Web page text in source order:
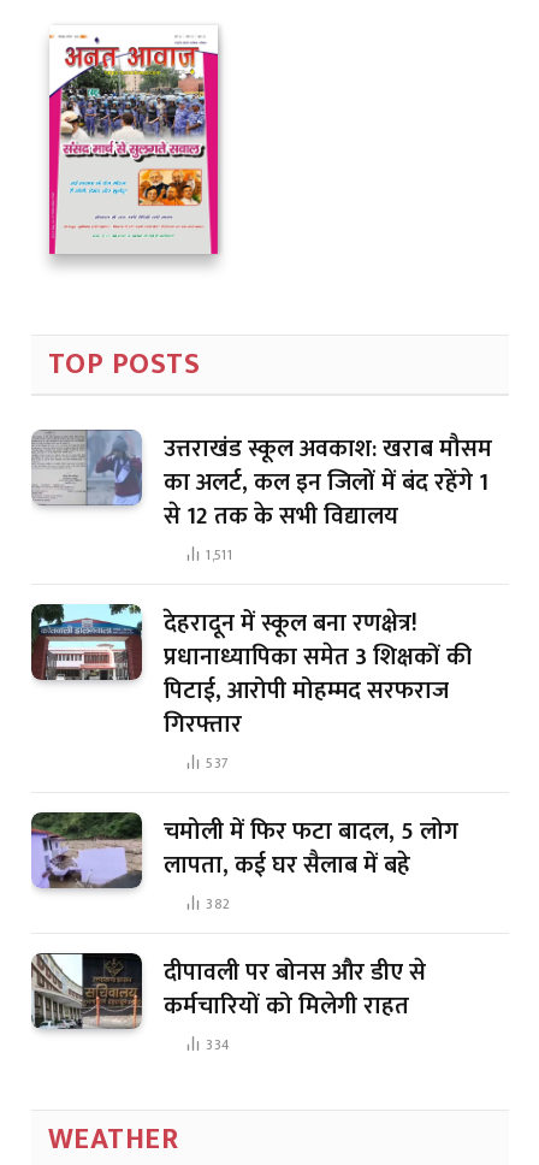
TOP POSTS
उत्तराखंड स्कूल अवकाश: खराब मौसम
का अलर्ट, कल इन जिलों में बंद रहेंगे 1
से 12 तक के सभी विद्यालय
1,511
देहरादून में स्कूल बना रणक्षेत्र!
प्रधानाध्यापिका समेत 3 शिक्षकों की
पिटाई, आरोपी मोहम्मद सरफराज
गिरफ्तार
537
चमोली में फिर फटा बादल, 5 लोग
लापता, कई घर सैलाब में बहे
382
दीपावली पर बोनस और डीए से
कर्मचारियों को मिलेगी राहत
334
WEATHER